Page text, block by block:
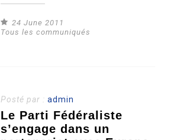
24 June 2011
Tous les communiqués
Posté par :admin
Le Parti Fédéraliste
s’engage dans un